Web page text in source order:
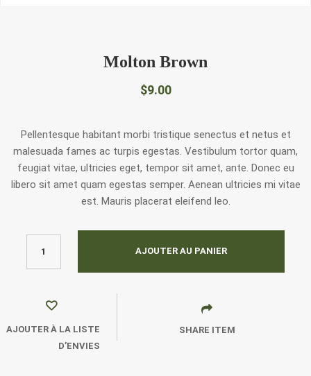
Molton Brown
$9.00
Pellentesque habitant morbi tristique senectus et netus et
malesuada fames ac turpis egestas. Vestibulum tortor quam,
feugiat vitae, ultricies eget, tempor sit amet, ante. Donec eu
libero sit amet quam egestas semper. Aenean ultricies mi vitae
est. Mauris placerat eleifend leo.
AJOUTER AU PANIER
AJOUTER À LA LISTE
D’ENVIES
SHARE ITEM